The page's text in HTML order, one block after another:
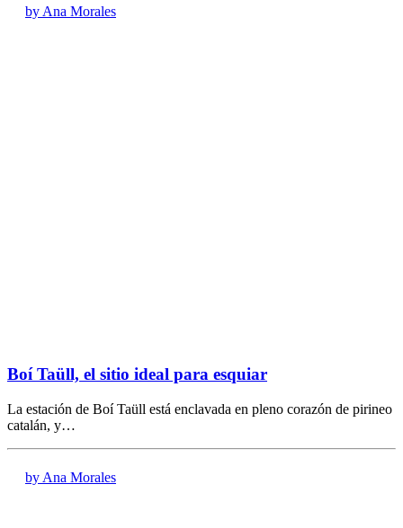
by Ana Morales
Boí Taüll, el sitio ideal para esquiar
La estación de Boí Taüll está enclavada en pleno corazón de pirineo
catalán, y…
by Ana Morales